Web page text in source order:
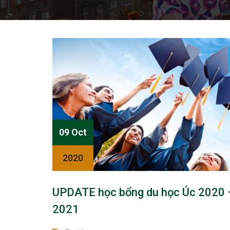
09 Oct
2020
UPDATE học bổng du học Úc 2020
2021